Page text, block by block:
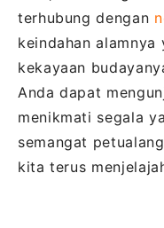
terhubung dengan
keindahan
kekayaan
Anda dapat
menikmati segala
semangat
kita terus